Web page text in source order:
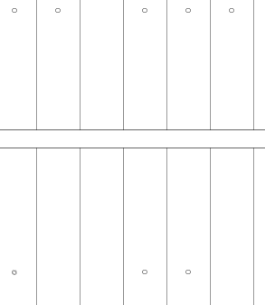
○ ○ ○ ○ ○
◎ ○ ○